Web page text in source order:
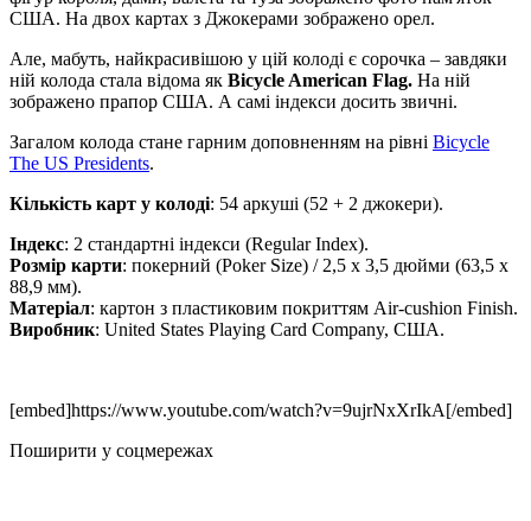
США. На двох картах з Джокерами зображено орел.
Але, мабуть, найкрасивішою у цій колоді є сорочка – завдяки
ній колода стала відома як Bicycle American Flag. На ній
зображено прапор США. А самі індекси досить звичні.
Загалом колода стане гарним доповненням на рівні Bicycle
The US Presidents.
Кількість карт у колоді: 54 аркуші (52 + 2 джокери).
Індекс: 2 стандартні індекси (Regular Index).
Розмір карти: покерний (Poker Size) / 2,5 х 3,5 дюйми (63,5 х
88,9 мм).
Матеріал: картон з пластиковим покриттям Air-cushion Finish.
Виробник: United States Playing Card Company, США.
[embed]https://www.youtube.com/watch?v=9ujrNxXrIkA[/embed]
Поширити у соцмережах